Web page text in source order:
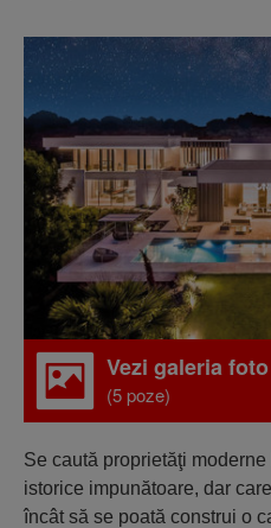
Vezi galeria foto
(5 poze)
Se caută proprietăţi
istorice impunătoare, dar
încât să se poată construi o